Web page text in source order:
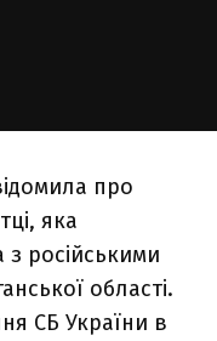
про
яка
російськими
області.
СБ України в